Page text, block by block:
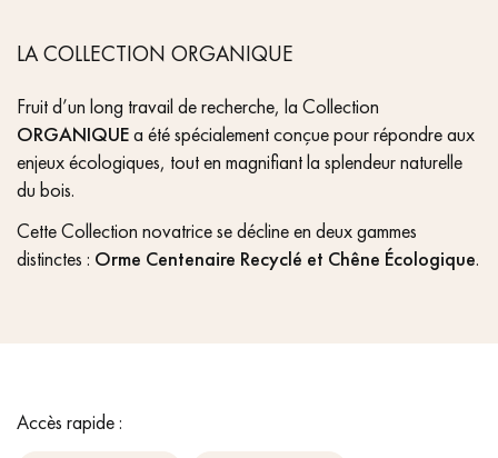
LA COLLECTION ORGANIQUE
Fruit d’un long travail de recherche, la Collection
ORGANIQUEa été spécialement conçue pour répondre aux
enjeux écologiques, tout en magnifiant la splendeur naturelle
du bois.
Cette Collection novatrice se décline en deux gammes
distinctes : Orme Centenaire Recyclé et Chêne Écologique.
Accès rapide :